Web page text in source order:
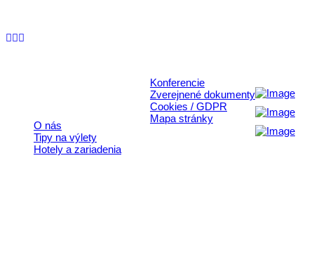
O nás
Tipy na výlety
Hotely a zariadenia
Konferencie
Zverejnené dokumenty
Cookies / GDPR
Mapa stránky